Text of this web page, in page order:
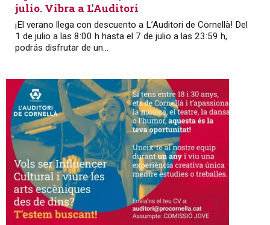
julio. Vibra a L'Auditori
¡El verano llega con descuento a L’Auditori de Cornellà! Del
1 de julio a las 8:00 h hasta el 7 de julio a las 23:59 h,
podrás disfrutar de un...